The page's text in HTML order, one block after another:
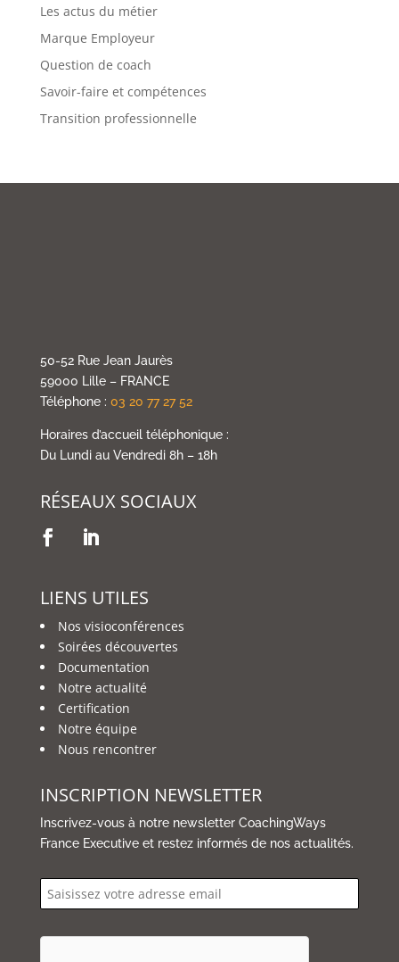
Les actus du métier
Marque Employeur
Question de coach
Savoir-faire et compétences
Transition professionnelle
50-52 Rue Jean Jaurès
59000 Lille – FRANCE
Téléphone : 03 20 77 27 52
Horaires d’accueil téléphonique :
Du Lundi au Vendredi 8h – 18h
RÉSEAUX SOCIAUX
LIENS UTILES
Nos visioconférences
Soirées découvertes
Documentation
Notre actualité
Certification
Notre équipe
Nous rencontrer
INSCRIPTION NEWSLETTER
Inscrivez-vous à notre newsletter CoachingWays
France Executive et restez informés de nos actualités.
email